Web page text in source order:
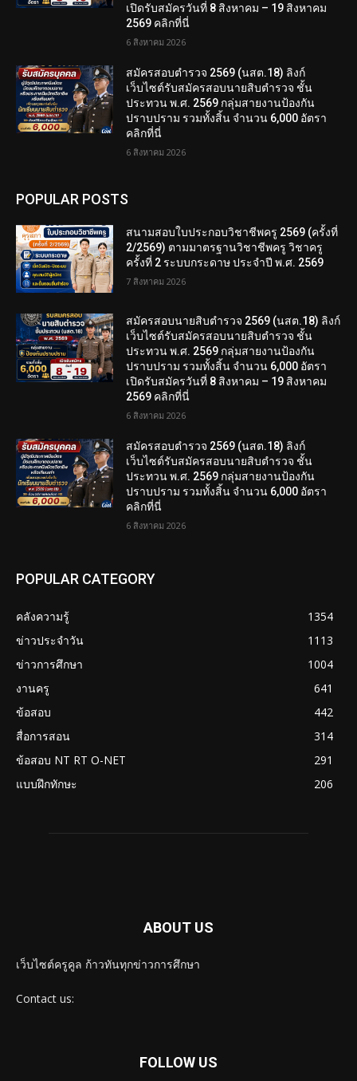
เปิดรับสมัครวันที่ 8 สิงหาคม – 19 สิงหาคม
2569 คลิกที่นี่
6 สิงหาคม 2026
สมัครสอบตํารวจ 2569 (นสต.18) ลิงก์
เว็บไซต์รับสมัครสอบนายสิบตำรวจ ชั้น
ประทวน พ.ศ. 2569 กลุ่มสายงานป้องกัน
ปราบปราม รวมทั้งสิ้น จำนวน 6,000 อัตรา
คลิกที่นี่
6 สิงหาคม 2026
POPULAR POSTS
สนามสอบใบประกอบวิชาชีพครู 2569 (ครั้งที่
2/2569) ตามมาตรฐานวิชาชีพครู วิชาครู
ครั้งที่ 2 ระบบกระดาษ ประจำปี พ.ศ. 2569
7 สิงหาคม 2026
สมัครสอบนายสิบตำรวจ 2569 (นสต.18) ลิงก์
เว็บไซต์รับสมัครสอบนายสิบตำรวจ ชั้น
ประทวน พ.ศ. 2569 กลุ่มสายงานป้องกัน
ปราบปราม รวมทั้งสิ้น จำนวน 6,000 อัตรา
เปิดรับสมัครวันที่ 8 สิงหาคม – 19 สิงหาคม
2569 คลิกที่นี่
6 สิงหาคม 2026
สมัครสอบตํารวจ 2569 (นสต.18) ลิงก์
เว็บไซต์รับสมัครสอบนายสิบตำรวจ ชั้น
ประทวน พ.ศ. 2569 กลุ่มสายงานป้องกัน
ปราบปราม รวมทั้งสิ้น จำนวน 6,000 อัตรา
คลิกที่นี่
6 สิงหาคม 2026
POPULAR CATEGORY
คลังความรู้
1354
ข่าวประจำวัน
1113
ข่าวการศึกษา
1004
งานครู
641
ข้อสอบ
442
สื่อการสอน
314
ข้อสอบ NT RT O-NET
291
แบบฝึกทักษะ
206
ABOUT US
เว็บไซต์ครูคูล ก้าวทันทุกข่าวการศึกษา
Contact us:
FOLLOW US